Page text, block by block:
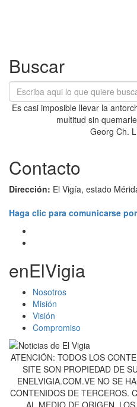
Buscar
Es casi imposible llevar la
multitud sin
Georg Ch.
Contacto
Dirección: El Vigía, estado
Haga clic para comunicarse
enElVigia
Nosotros
Misión
Visión
Compromiso
ATENCIÓN: TODOS LOS
SITE SON PROPIEDAD DE
ENELVIGIA.COM.VE NO SE
CONTENIDOS DE TERCEROS.